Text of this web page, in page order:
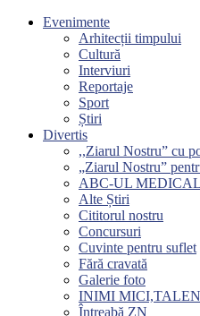
Evenimente
Arhitecții timpului
Cultură
Interviuri
Reportaje
Sport
Știri
Divertis
,,Ziarul Nostru” cu
„Ziarul Nostru”
ABC-UL MEDICAL
Alte Știri
Cititorul nostru
Concursuri
Cuvinte pentru suflet
Fără cravată
Galerie foto
INIMI
Întreabă ZN